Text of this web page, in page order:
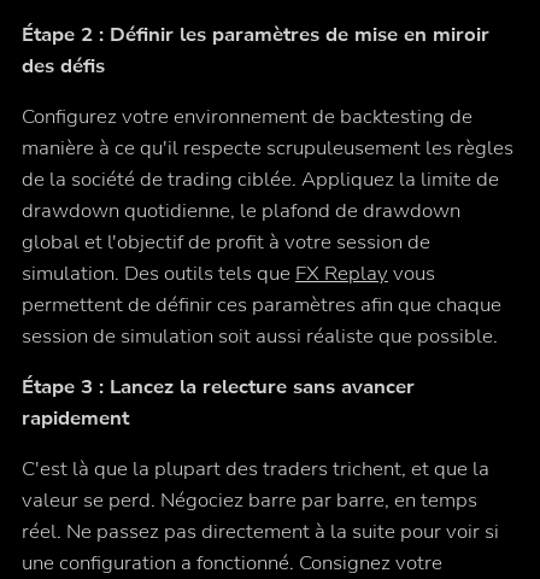
Étape 2 : Définir les paramètres de mise en miroir
des défis
Configurez votre environnement de backtesting de
manière à ce qu'il respecte scrupuleusement les règles
de la société de trading ciblée. Appliquez la limite de
drawdown quotidienne, le plafond de drawdown
global et l'objectif de profit à votre session de
simulation. Des outils tels que FX Replay vous
permettent de définir ces paramètres afin que chaque
session de simulation soit aussi réaliste que possible.
Étape 3 : Lancez la relecture sans avancer
rapidement
C'est là que la plupart des traders trichent, et que la
valeur se perd. Négociez barre par barre, en temps
réel. Ne passez pas directement à la suite pour voir si
une configuration a fonctionné. Consignez votre